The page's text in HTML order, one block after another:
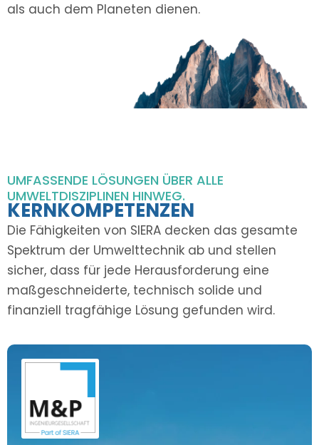
als auch dem Planeten dienen.
UMFASSENDE LÖSUNGEN ÜBER ALLE
UMWELTDISZIPLINEN HINWEG.
KERNKOMPETENZEN
Die Fähigkeiten von SIERA decken das gesamte
Spektrum der Umwelttechnik ab und stellen
sicher, dass für jede Herausforderung eine
maßgeschneiderte, technisch solide und
finanziell tragfähige Lösung gefunden wird.